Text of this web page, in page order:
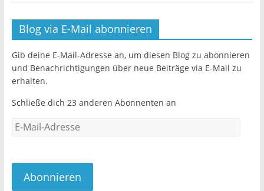
b
o
o
k
Blog via E-Mail abonnieren
Gib deine E-Mail-Adresse an, um diesen Blog zu abonnieren
und Benachrichtigungen über neue Beiträge via E-Mail zu
erhalten.
Schließe dich 23 anderen Abonnenten an
E-
Abonnieren